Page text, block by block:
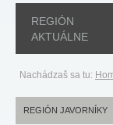
REGIÓN
AKTUÁLNE
Nachádzaš sa tu:
REGIÓN JAVORNÍKY